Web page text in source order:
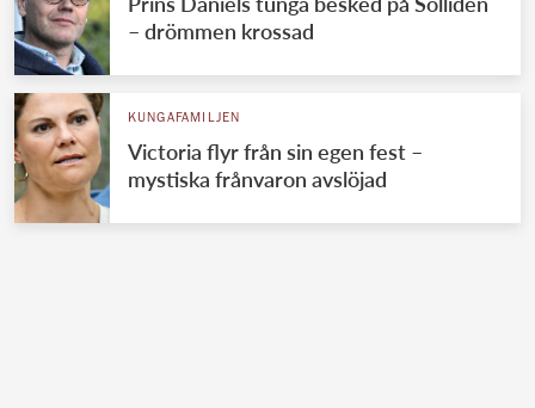
– drömmen krossad
KUNGAFAMILJEN
Victoria flyr från sin egen fest –
mystiska frånvaron avslöjad